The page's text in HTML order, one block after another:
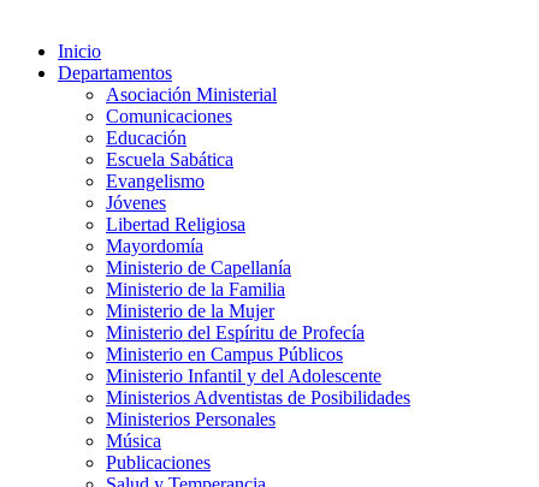
Inicio
Departamentos
Asociación Ministerial
Comunicaciones
Educación
Escuela Sabática
Evangelismo
Jóvenes
Libertad Religiosa
Mayordomía
Ministerio de Capellanía
Ministerio de la Familia
Ministerio de la Mujer
Ministerio del Espíritu de Profecía
Ministerio en Campus Públicos
Ministerio Infantil y del Adolescente
Ministerios Adventistas de Posibilidades
Ministerios Personales
Música
Publicaciones